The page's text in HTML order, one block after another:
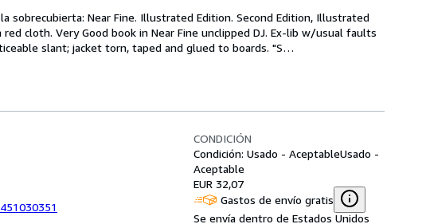
sobrecubierta: Near Fine. Illustrated Edition. Second Edition, Illustrated
cloth. Very Good book in Near Fine unclipped DJ. Ex-lib w/usual faults
slant; jacket torn, taped and glued to boards. "S…
CONDICIÓN
Condición: Usado - AceptableUsado -
Aceptable
EUR 32,07
Gastos de envío gratis
Se envía dentro de Estados Unidos